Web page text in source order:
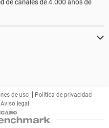
de canales de 4.000 años de
de uso
Política de privacidad
Aviso legal